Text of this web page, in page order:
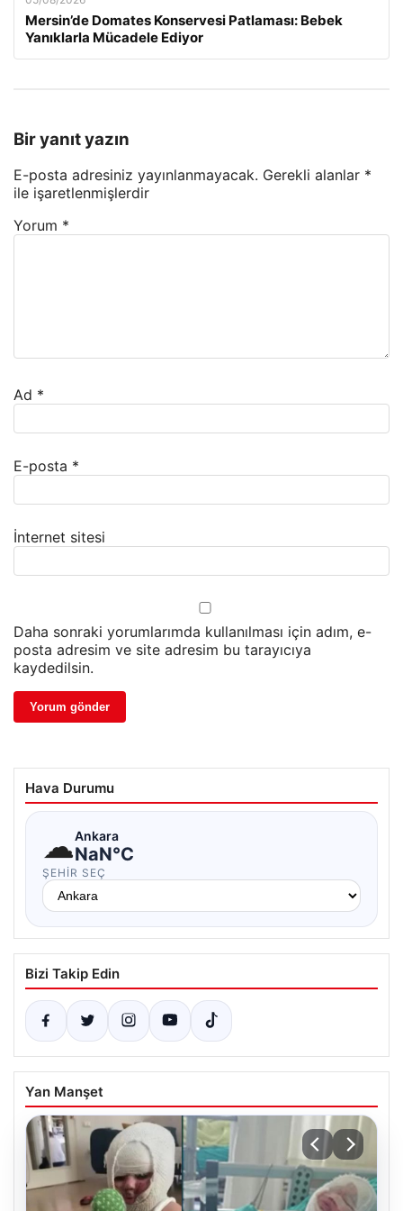
Mersin’de Domates Konservesi Patlaması: Bebek
Yanıklarla Mücadele Ediyor
Bir yanıt yazın
E-posta adresiniz yayınlanmayacak. Gerekli alanlar *
ile işaretlenmişlerdir
Yorum *
Ad *
E-posta *
İnternet sitesi
Daha sonraki yorumlarımda kullanılması için adım, e-
posta adresim ve site adresim bu tarayıcıya
kaydedilsin.
Hava Durumu
☁Ankara
NaN°C
ŞEHIR SEÇ
Bizi Takip Edin
Yan Manşet